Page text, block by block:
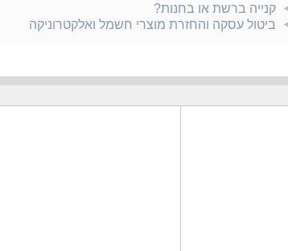
קנייה ברשת או בחנות?
ביטול עסקה והחזרת מוצרי חשמל ואלקטרוניקה